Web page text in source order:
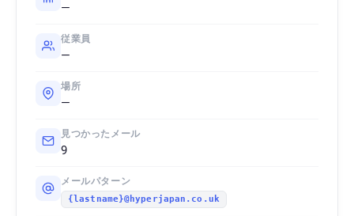
—
従業員
—
場所
—
見つかったメール
9
メールパターン
{lastname}@hyperjapan.co.uk